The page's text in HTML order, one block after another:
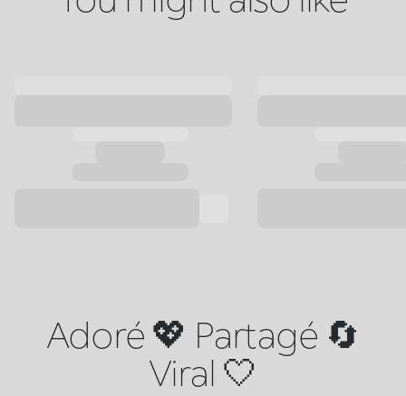
Adoré 💖 Partagé 🔄
Viral 🤍